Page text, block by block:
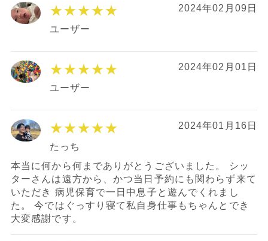
★★★★★ 2024年02月09日
ユーザー
★★★★★ 2024年02月01日
ユーザー
★★★★★ 2024年01月16日
たっち
本当に何から何までありがとうございました。 シッ
ターさんは遠方から、かつ当日予約にも関わらず来て
いただき 病児保育で一日中息子と遊んでくれまし
た。 今ではぐっすり寝て私自身仕事もちゃんとでき
大変感謝です。